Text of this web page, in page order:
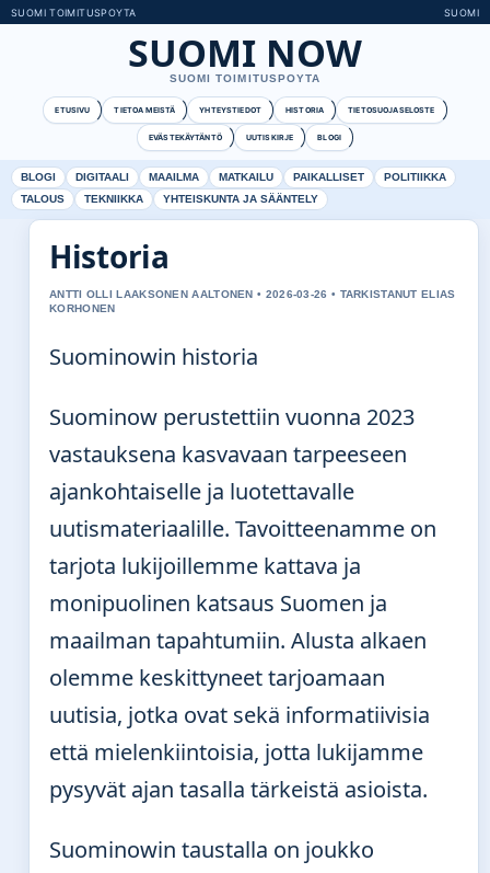
SUOMI TOIMITUSPOYTA SUOMI
SUOMI NOW
SUOMI TOIMITUSPOYTA
ETUSIVU TIETOA MEISTÄ YHTEYSTIEDOT HISTORIA TIETOSUOJASELOSTE
EVÄSTEKÄYTÄNTÖ UUTISKIRJE BLOGI
BLOGI DIGITAALI MAAILMA MATKAILU PAIKALLISET
POLITIIKKA
TALOUS
TEKNIIKKA YHTEISKUNTA JA SÄÄNTELY
Historia
ANTTI OLLI LAAKSONEN AALTONEN • 2026-03-26 • TARKISTANUT ELIAS
KORHONEN
Suominowin historia
Suominow perustettiin vuonna 2023
vastauksena kasvavaan tarpeeseen
ajankohtaiselle ja luotettavalle
uutismateriaalille. Tavoitteenamme on
tarjota lukijoillemme kattava ja
monipuolinen katsaus Suomen ja
maailman tapahtumiin. Alusta alkaen
olemme keskittyneet tarjoamaan
uutisia, jotka ovat sekä informatiivisia
että mielenkiintoisia, jotta lukijamme
pysyvät ajan tasalla tärkeistä asioista.
Suominowin taustalla on joukko